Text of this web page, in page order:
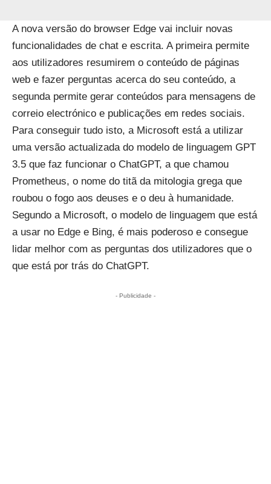
A nova versão do browser Edge vai incluir novas
funcionalidades de chat e escrita. A primeira permite
aos utilizadores resumirem o conteúdo de páginas
web e fazer perguntas acerca do seu conteúdo, a
segunda permite gerar conteúdos para mensagens de
correio electrónico e publicações em redes sociais.
Para conseguir tudo isto, a Microsoft está a utilizar
uma versão actualizada do modelo de linguagem GPT
3.5 que faz funcionar o ChatGPT, a que chamou
Prometheus, o nome do titã da mitologia grega que
roubou o fogo aos deuses e o deu à humanidade.
Segundo a Microsoft, o modelo de linguagem que está
a usar no Edge e Bing, é mais poderoso e consegue
lidar melhor com as perguntas dos utilizadores que o
que está por trás do ChatGPT.
- Publicidade -